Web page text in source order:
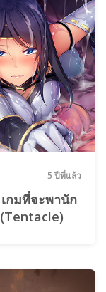
5 ปีที่แล้ว
กมที่จะพานัก